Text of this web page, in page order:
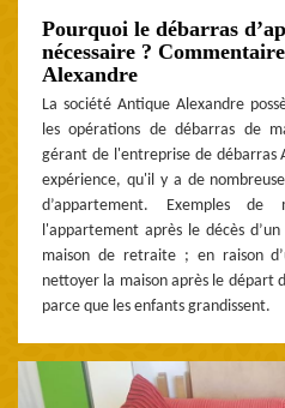
Pourquoi le débarras
nécessaire ?
Alexandre
La société Antique Alexandre
les opérations de débarras de
gérant de l'entreprise de débarras
expérience, qu'il y a de
d’appartement. Exemples
l'appartement après le décès
maison de retraite ; en raison
nettoyer la maison après le départ
parce que les enfants grandissent.